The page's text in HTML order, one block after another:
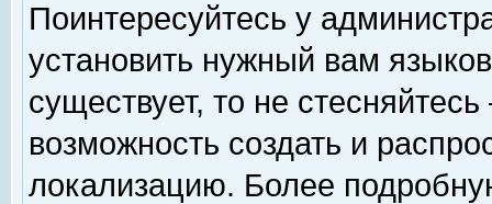
Поинтересуйтесь у
установить нужный вам
существует, то не
возможность создать и
локализацию. Более